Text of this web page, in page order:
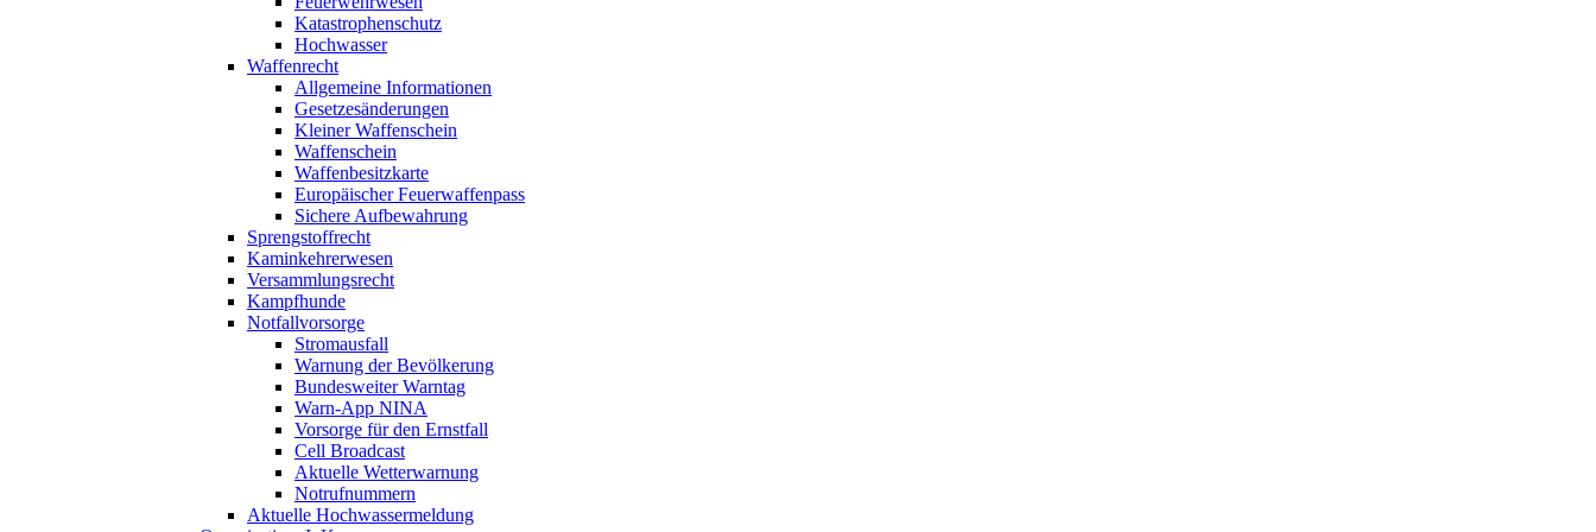
Katastrophenschutz
Hochwasser
Waffenrecht
Allgemeine Informationen
Gesetzesänderungen
Kleiner Waffenschein
Waffenschein
Waffenbesitzkarte
Europäischer Feuerwaffenpass
Sichere Aufbewahrung
Sprengstoffrecht
Kaminkehrerwesen
Versammlungsrecht
Kampfhunde
Notfallvorsorge
Stromausfall
Warnung der Bevölkerung
Bundesweiter Warntag
Warn-App NINA
Vorsorge für den Ernstfall
Cell Broadcast
Aktuelle Wetterwarnung
Notrufnummern
Aktuelle Hochwassermeldung